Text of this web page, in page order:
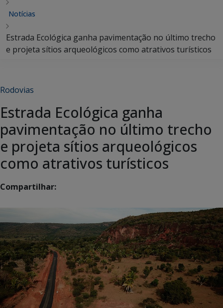
Notícias
Estrada Ecológica ganha pavimentação no último trecho
e projeta sítios arqueológicos como atrativos turísticos
Rodovias
Estrada Ecológica ganha
pavimentação no último trecho
e projeta sítios arqueológicos
como atrativos turísticos
Compartilhar: